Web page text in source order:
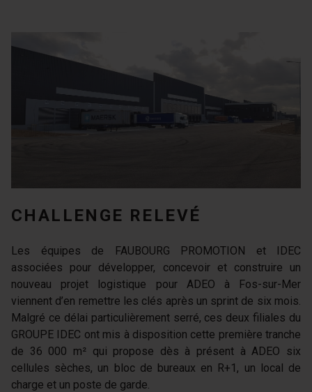
CHALLENGE RELEVÉ
Les équipes de FAUBOURG PROMOTION et IDEC
associées pour développer, concevoir et construire un
nouveau projet logistique pour ADEO à Fos-sur-Mer
viennent d’en remettre les clés après un sprint de six mois.
Malgré ce délai particulièrement serré, ces deux filiales du
GROUPE IDEC ont mis à disposition cette première tranche
de 36 000 m² qui propose dès à présent à ADEO six
cellules sèches, un bloc de bureaux en R+1, un local de
charge et un poste de garde.